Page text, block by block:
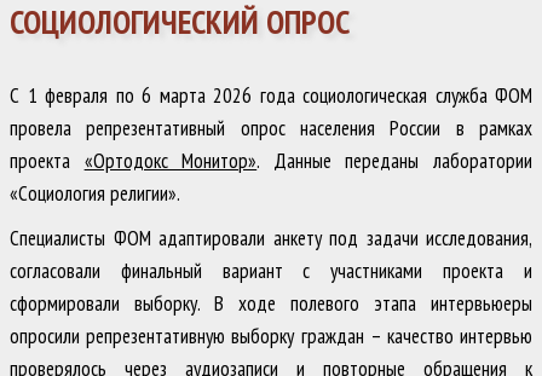
СОЦИОЛОГИЧЕСКИЙ ОПРОС
С 1 февраля по 6 марта 2026 года социологическая служба ФОМ
провела репрезентативный опрос населения России в рамках
проекта «Ортодокс Монитор». Данные переданы лаборатории
«Социология религии».
Специалисты ФОМ адаптировали анкету под задачи исследования,
согласовали финальный вариант с участниками проекта и
сформировали выборку. В ходе полевого этапа интервьюеры
опросили репрезентативную выборку граждан – качество интервью
проверялось через аудиозаписи и повторные обращения к